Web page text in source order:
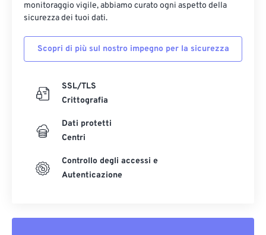
monitoraggio vigile, abbiamo curato ogni aspetto della
sicurezza dei tuoi dati.
Scopri di più sul nostro impegno per la sicurezza
SSL/TLS
Crittografia
Dati protetti
Centri
Controllo degli accessi e
Autenticazione